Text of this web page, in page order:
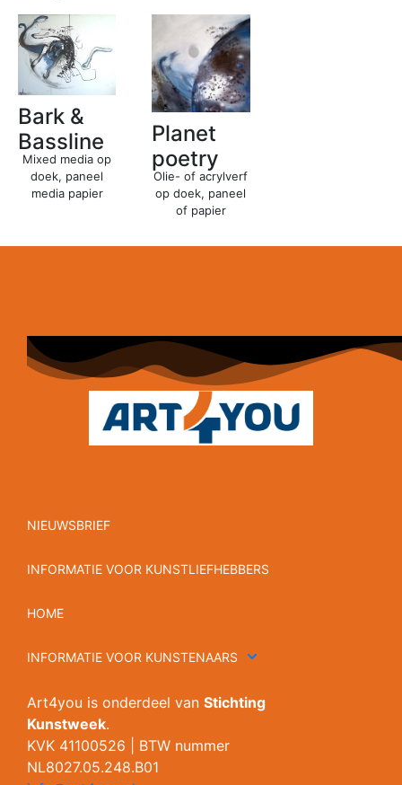
Bark &
Bassline
Mixed media op
doek, paneel
media papier
Planet
poetry
Olie- of acrylverf
op doek, paneel
of papier
NIEUWSBRIEF
INFORMATIE VOOR KUNSTLIEFHEBBERS
HOME
INFORMATIE VOOR KUNSTENAARS
Art4you is onderdeel van Stichting
Kunstweek.
KVK 41100526 | BTW nummer
NL8027.05.248.B01